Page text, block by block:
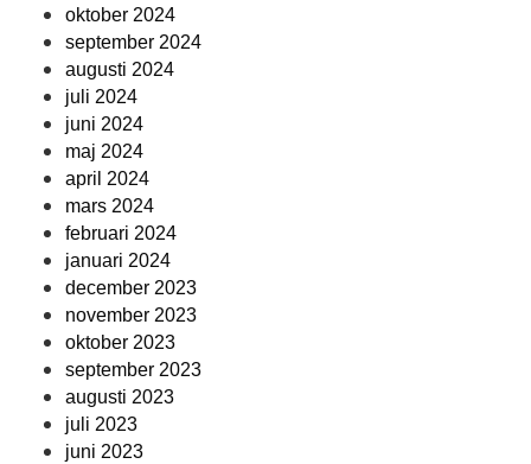
oktober 2024
september 2024
augusti 2024
juli 2024
juni 2024
maj 2024
april 2024
mars 2024
februari 2024
januari 2024
december 2023
november 2023
oktober 2023
september 2023
augusti 2023
juli 2023
juni 2023